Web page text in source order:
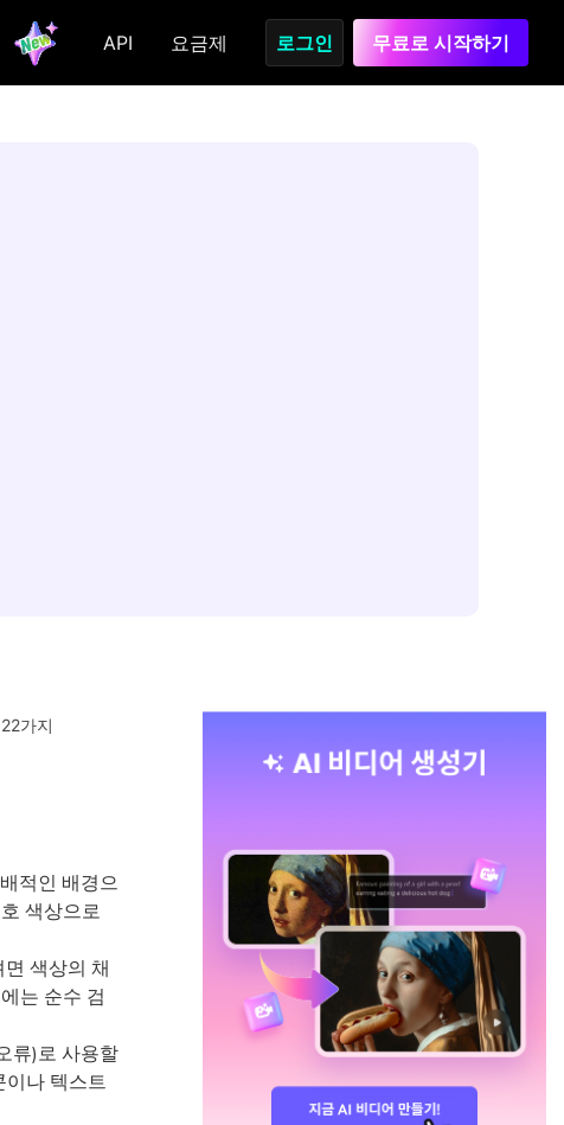
API 요금제 로그인 무료로 시작하기
가지
적인 배경으
색상으로
색상의 채
는 순수 검
류)로 사용할
이나 텍스트